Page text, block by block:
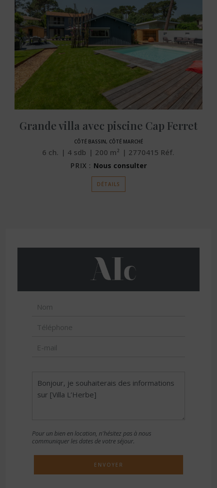
Grande villa avec piscine Cap Ferret
CÔTÉ BASSIN, CÔTÉ MARCHÉ
6 ch. 4 sdb 200 m² 2770415 Réf.
PRIX : Nous consulter
DÉTAILS
Pour un bien en location, n'hésitez pas à nous
communiquer les dates de votre séjour.
ENVOYER